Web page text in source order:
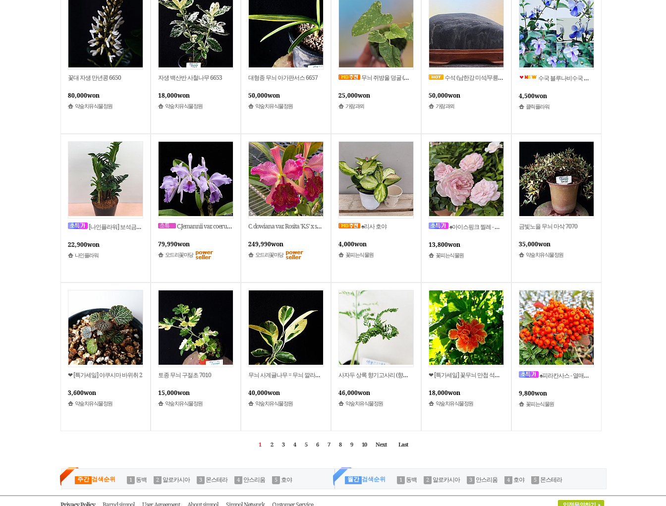
꽃대 자생 만년콩 6650
80,000won
약숲치유식물정원
자생 백산반 사철나무 6653
18,000won
약숲치유식물정원
대형종 무늬 아가판서스 6657
50,000won
약숲치유식물정원
무늬 쥐방울 덩굴 (태경화분)
25,000won
가람과뫼
수석 (남한강 미석/무릉도원)
50,000won
가람과뫼
수국 블루나비수국 나비수국 개화시기길어요 여러해살이
4,500won
클릭플라워
[나인플라워] 보석금전수 돈나무 금전수 229 화원 농원
22,900won
나인플라워
C.Jemannii var. coerulea x sib 젠마니 세룰.연보라색꽃잎.달콤한향기.향기좋아요.인기품종.고급종.신상품입고
79,990won
오드리꽃마당
C. dowiana var. Rosita 'K.S' x self 도위아나 로시타.장미빛화판에 황금색그물맥.달콤한향기.향기좋아요.고급.인기품종.신상품입고
249,990won
오드리꽃마당
♠리사 호야
4,000won
꽃피는식물원
♠아이스핑크 찔레 - 꽃대수형
13,800won
꽃피는식물원
금빛노을 무늬 마삭 7070
35,000won
약숲치유식물정원
❤ [특가세일] 야쿠시마 바위취 2
3,600won
약숲치유식물정원
토종 무늬 구절초 7010
15,000won
약숲치유식물정원
무늬 사계귤나무 = 무늬 깔라만시나무 = 7008
40,000won
약숲치유식물정원
사자두 상록 향기고사리 (향고사리. 허브고사리) 7024
46,000won
약숲치유식물정원
❤ [특가세일] 꽃무늬 만첩 석류 7023
18,000won
약숲치유식물정원
♠피라칸사스 - 열매수형
9,800won
꽃피는식물원
1 2 3 4 5 6 7 8 9 10 Next Last
주간 검색순위 동백 알로카시아 몬스테라 안스리움 호야 월간 검색순위 동백 알로카시아 안스리움 호야 몬스테라